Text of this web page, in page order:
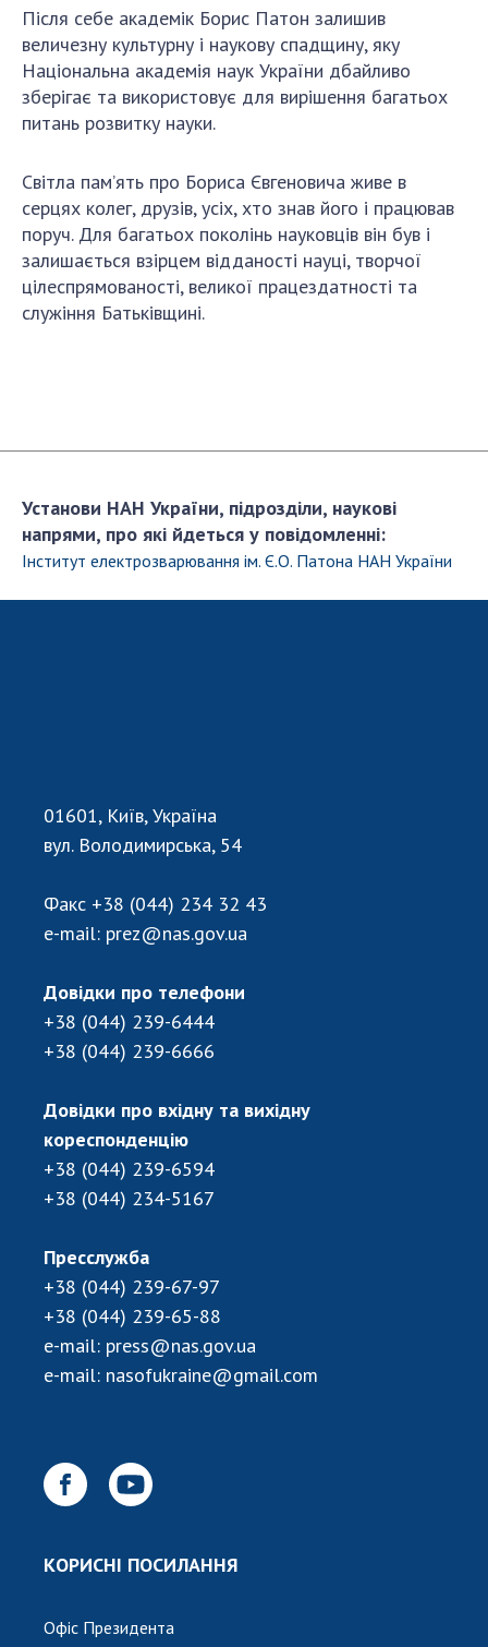
надбання
Центри колективного користування
науковими приладами НАН України
Оцінювання ефективності діяльності
наукових установ
Відкрита наука в НАН України
Підготовка наукових кадрів
Робота з молоддю
Нормативні акти НАН України
Державний бюджет НАН України
Вибори до складу НАН України
МЕДІА ПРО НАС
АКАДЕМІЯ КОМЕНТУЄ
КОНТАКТИ
ПРОФСПІЛКА НАН УКРАЇНИ
КАБІНЕТ
Після себе академік Борис Патон залишив
величезну культурну і наукову спадщину, яку
Національна академія наук України дбайливо
зберігає та використовує для вирішення багатьох
питань розвитку науки.
Світла пам’ять про Бориса Євгеновича живе в
серцях колег, друзів, усіх, хто знав його і працював
поруч. Для багатьох поколінь науковців він був і
залишається взірцем відданості науці, творчої
цілеспрямованості, великої працездатності та
служіння Батьківщині.
Установи НАН України, підрозділи, наукові
напрями, про які йдеться у повідомленні:
Інститут електрозварювання ім. Є.О. Патона НАН України
01601, Київ, Україна
вул. Володимирська, 54
Факс +38 (044) 234 32 43
e-mail: prez@nas.gov.ua
Довідки про телефони
+38 (044) 239-6444
+38 (044) 239-6666
Довідки про вхідну та вихідну
кореспонденцію
+38 (044) 239-6594
+38 (044) 234-5167
Пресслужба
+38 (044) 239-67-97
+38 (044) 239-65-88
e-mail: press@nas.gov.ua
e-mail: nasofukraine@gmail.com
КОРИСНІ ПОСИЛАННЯ
Офіс Президента